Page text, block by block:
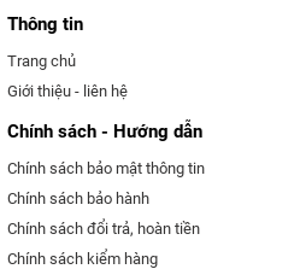
Thông tin
Trang chủ
Giới thiệu - liên hệ
Chính sách - Hướng dẫn
Chính sách bảo mật thông tin
Chính sách bảo hành
Chính sách đổi trả, hoàn tiền
Chính sách kiểm hàng